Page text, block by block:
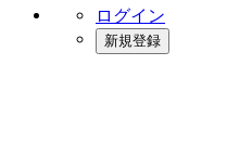
ログイン
新規登録